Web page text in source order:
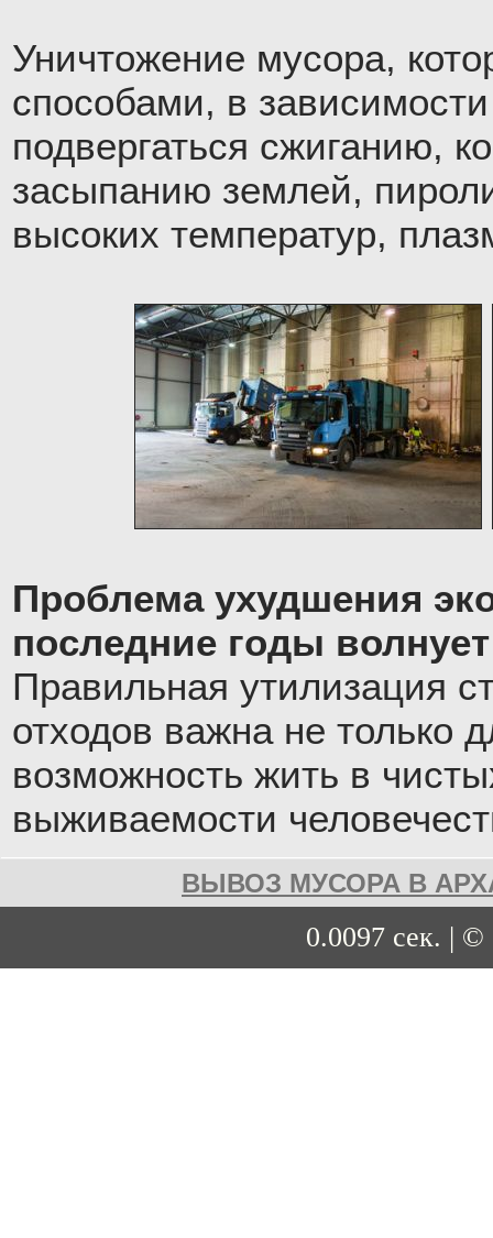
Уничтожение мусора,
способами, в
подвергаться сжиганию,
засыпанию землей,
высоких температур,
Проблема ухудшения
последние годы
Правильная утилизация
отходов важна не только
возможность жить в
выживаемости
ВЫВОЗ МУСОРА В
0.0097 сек. | ©